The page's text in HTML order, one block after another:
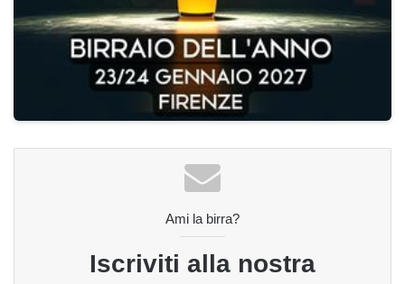
Ami la birra?
Iscriviti alla nostra